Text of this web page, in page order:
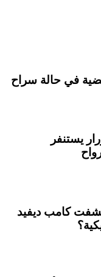
في حالة سراح
يستنفر
كامب ديفيد